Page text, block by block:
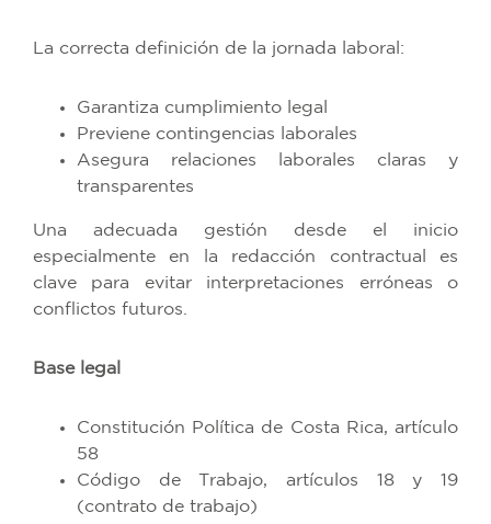
La correcta definición de la jornada laboral:
Garantiza cumplimiento legal
Previene contingencias laborales
Asegura relaciones laborales claras y
transparentes
Una adecuada gestión desde el inicio
especialmente en la redacción contractual es
clave para evitar interpretaciones erróneas o
conflictos futuros.
Base legal
Constitución Política de Costa Rica, artículo
58
Código de Trabajo, artículos 18 y 19
(contrato de trabajo)